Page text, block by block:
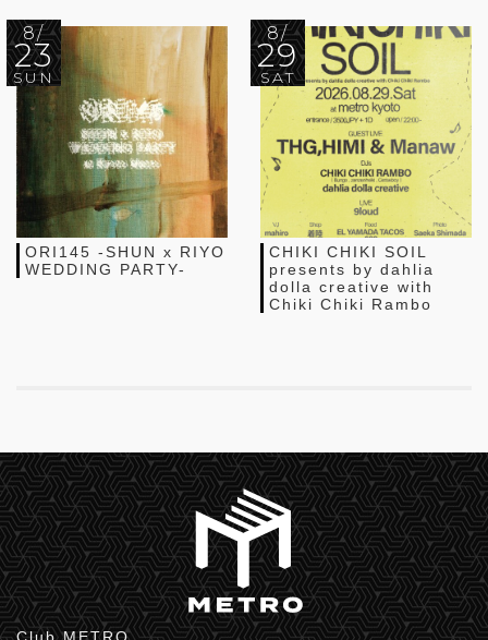
8/
23
SUN
ORI145 -SHUN x RIYO
WEDDING PARTY-
8/
29
SAT
CHIKI CHIKI SOIL
presents by dahlia
dolla creative with
Chiki Chiki Rambo